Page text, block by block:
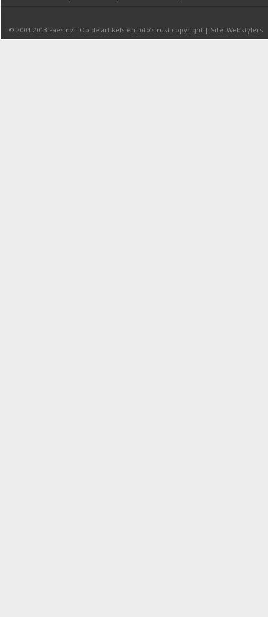
© 2004-2013 Faes nv - Op de artikels en foto’s rust copyright | Site: Webstylers